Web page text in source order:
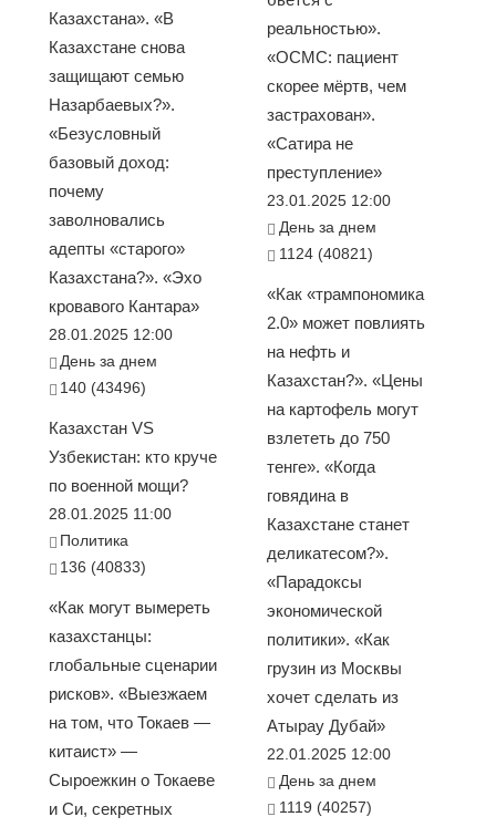
Казахстана». «В
Казахстане снова
защищают семью
Назарбаевых?».
«Безусловный
базовый доход:
почему
заволновались
адепты «старого»
Казахстана?». «Эхо
кровавого Кантара»
28.01.2025 12:00
День за днем
140 (43496)
Казахстан VS
Узбекистан: кто круче
по военной мощи?
28.01.2025 11:00
Политика
136 (40833)
«Как могут вымереть
казахстанцы:
глобальные сценарии
рисков». «Выезжаем
на том, что Токаев —
китаист» —
Сыроежкин о Токаеве
и Си, секретных
реальностью».
«ОСМС: пациент
скорее мёртв, чем
застрахован».
«Сатира не
преступление»
23.01.2025 12:00
День за днем
1124 (40821)
«Как «трампономика
2.0» может повлиять
на нефть и
Казахстан?». «Цены
на картофель могут
взлететь до 750
тенге». «Когда
говядина в
Казахстане станет
деликатесом?».
«Парадоксы
экономической
политики». «Как
грузин из Москвы
хочет сделать из
Атырау Дубай»
22.01.2025 12:00
День за днем
1119 (40257)